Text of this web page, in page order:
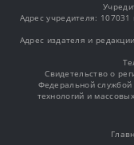
Адрес учредителя:
Адрес издателя и
Свидетельство о
Федеральной
технологий и